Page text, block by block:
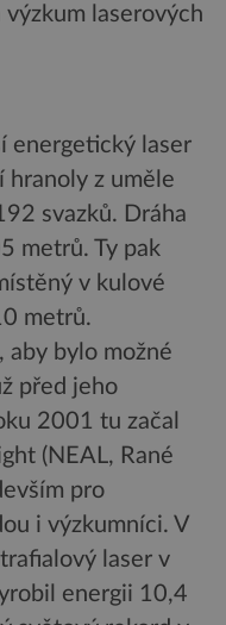
laserových
energetický laser
hranoly z uměle
svazků. Dráha
metrů. Ty pak
v kulové
metrů.
aby bylo možné
před jeho
2001 tu začal
(NEAL, Rané
pro
i výzkumníci. V
laser v
energii 10,4